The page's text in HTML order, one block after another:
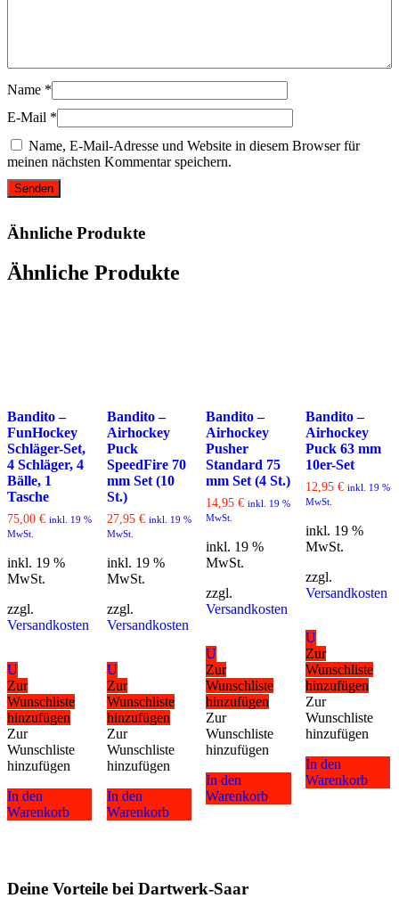
Name *
E-Mail *
Name, E-Mail-Adresse und Website in diesem Browser für
meinen nächsten Kommentar speichern.
Ähnliche Produkte
Ähnliche Produkte
Bandito –
FunHockey
Schläger-Set,
4 Schläger, 4
Bälle, 1
Tasche
75,00 € inkl. 19 %
MwSt.
inkl. 19 %
MwSt.
zzgl.
Versandkosten
U
Zur
Wunschliste
hinzufügen
Zur
Wunschliste
hinzufügen
In den
Warenkorb
Bandito –
Airhockey
Puck
SpeedFire 70
mm Set (10
St.)
27,95 € inkl. 19 %
MwSt.
inkl. 19 %
MwSt.
zzgl.
Versandkosten
U
Zur
Wunschliste
hinzufügen
Zur
Wunschliste
hinzufügen
In den
Warenkorb
Bandito –
Airhockey
Pusher
Standard 75
mm Set (4 St.)
14,95€ inkl. 19 %
MwSt.
inkl. 19 %
MwSt.
zzgl.
Versandkosten
U
Zur
Wunschliste
hinzufügen
Zur
Wunschliste
hinzufügen
In den
Warenkorb
Bandito –
Airhockey
Puck 63 mm
10er-Set
12,95 € inkl. 19 %
MwSt.
inkl. 19 %
MwSt.
zzgl.
Versandkosten
U
Zur
Wunschliste
hinzufügen
Zur
Wunschliste
hinzufügen
In den
Warenkorb
Deine Vorteile bei Dartwerk-Saar